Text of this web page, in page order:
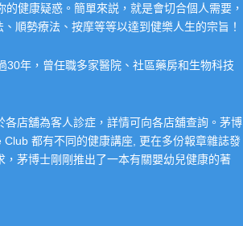
健康疑惑。簡單來説，就是會切合個人需要，
順勢療法、按摩等等以達到健樂人生的宗旨！
年，曾任職多家醫院、社區藥房和生物科技
店舖為客人診症，詳情可向各店舖查詢。茅博
都有不同的健康講座, 更在多份報章雜誌發
茅博士剛剛推出了一本有關嬰幼兒健康的著